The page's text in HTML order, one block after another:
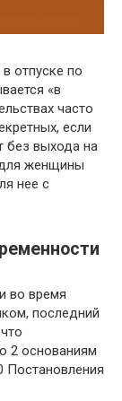
отпуске по
«в
часто
если
без выхода на
для женщины
нее с
во время
последний
2 основаниям
Постановления